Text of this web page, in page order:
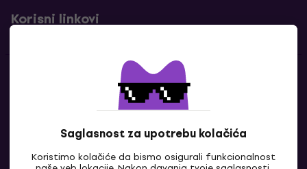
Saglasnost za upotrebu kolačića
Koristimo kolačiće da bismo osigurali funkcionalnost
Korisni linkovi
Kontakti
Kontaktiraj nas